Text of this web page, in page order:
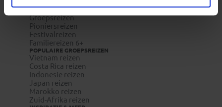
REISTYPES
Groepsreizen
Pioniersreizen
Festivalreizen
Familiereizen 6+
POPULAIRE GROEPSREIZEN
Vietnam reizen
Costa Rica reizen
Indonesie reizen
Japan reizen
Marokko reizen
Zuid-Afrika reizen